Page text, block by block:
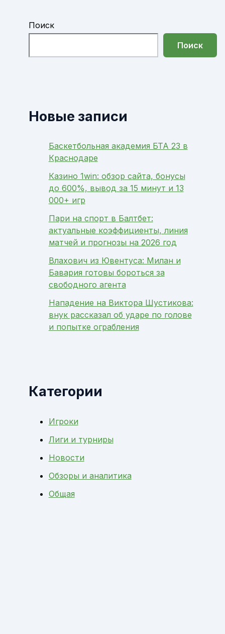
Поиск
Поиск
Новые записи
Баскетбольная академия БТА 23 в
Краснодаре
Казино 1win: обзор сайта, бонусы
до 600%, вывод за 15 минут и 13
000+ игр
Пари на спорт в Балтбет:
актуальные коэффициенты, линия
матчей и прогнозы на 2026 год
Влахович из Ювентуса: Милан и
Бавария готовы бороться за
свободного агента
Нападение на Виктора Шустикова:
внук рассказал об ударе по голове
и попытке ограбления
Категории
Игроки
Лиги и турниры
Новости
Обзоры и аналитика
Общая